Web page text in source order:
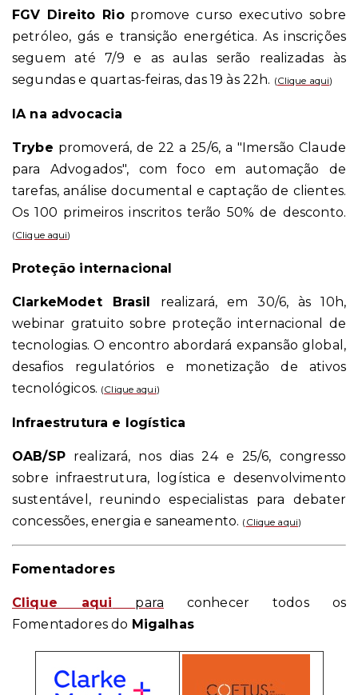
FGV Direito Riopromove curso executivo sobre
petróleo, gás e transição energética. As inscrições
seguem até 7/9 e as aulas serão realizadas às
segundas e quartas-feiras, das 19 às 22h. (Clique aqui)
IA na advocacia
Trybe promoverá, de 22 a 25/6, a "Imersão Claude
para Advogados", com foco em automação de
tarefas, análise documental e captação de clientes.
Os 100 primeiros inscritos terão 50% de desconto.
(Clique aqui)
Proteção internacional
ClarkeModet Brasil realizará, em 30/6, às 10h,
webinar gratuito sobre proteção internacional de
tecnologias. O encontro abordará expansão global,
desafios regulatórios e monetização de ativos
tecnológicos. (Clique aqui)
Infraestrutura e logística
OAB/SPrealizará, nos dias 24 e 25/6, congresso
sobre infraestrutura, logística e desenvolvimento
sustentável, reunindo especialistas para debater
concessões, energia e saneamento. ( Clique aqui)
Fomentadores
Clique aqui para conhecer todos os
Fomentadores do Migalhas